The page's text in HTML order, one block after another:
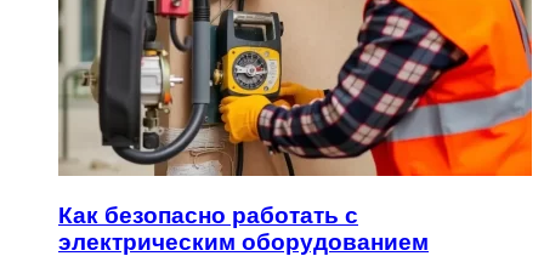
Как безопасно работать с
электрическим оборудованием